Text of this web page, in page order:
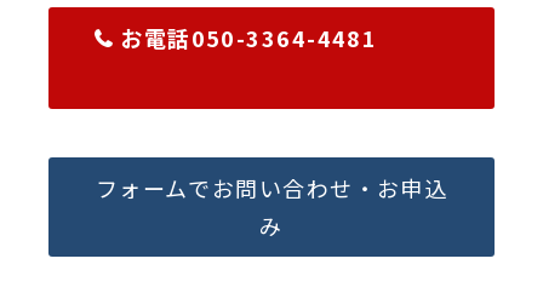
お電話050-3364-4481
フォームでお問い合わせ・お申込
み